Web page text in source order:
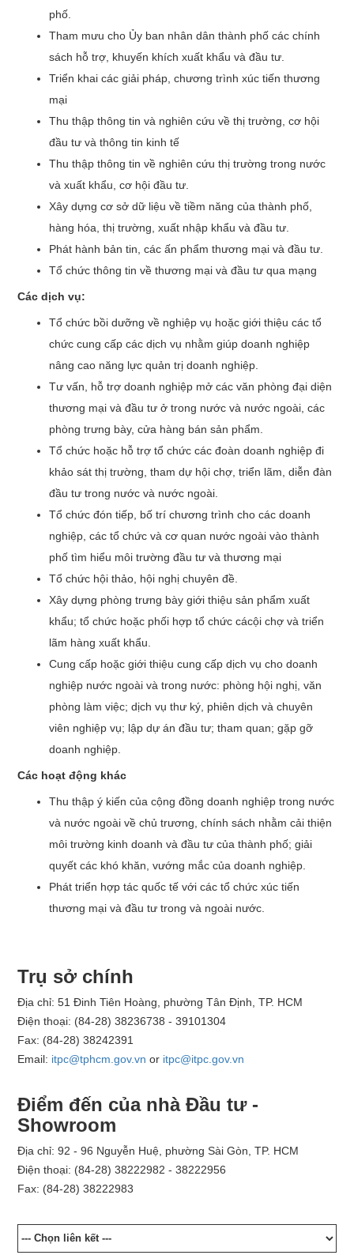
phố.
Tham mưu cho Ủy ban nhân dân thành phố các chính
sách hỗ trợ, khuyến khích xuất khẩu và đầu tư.
Triển khai các giải pháp, chương trình xúc tiến thương
mại
Thu thập thông tin và nghiên cứu về thị trường, cơ hội
đầu tư và thông tin kinh tế
Thu thập thông tin về nghiên cứu thị trường trong nước
và xuất khẩu, cơ hội đầu tư.
Xây dựng cơ sở dữ liệu về tiềm năng của thành phố,
hàng hóa, thị trường, xuất nhập khẩu và đầu tư.
Phát hành bản tin, các ấn phẩm thương mại và đầu tư.
Tổ chức thông tin về thương mại và đầu tư qua mạng
Các dịch vụ:
Tổ chức bồi dưỡng về nghiệp vụ hoặc giới thiệu các tổ
chức cung cấp các dịch vụ nhằm giúp doanh nghiệp
nâng cao năng lực quản trị doanh nghiệp.
Tư vấn, hỗ trợ doanh nghiệp mở các văn phòng đại diện
thương mại và đầu tư ở trong nước và nước ngoài, các
phòng trưng bày, cửa hàng bán sản phẩm.
Tổ chức hoặc hỗ trợ tổ chức các đoàn doanh nghiệp đi
khảo sát thị trường, tham dự hội chợ, triển lãm, diễn đàn
đầu tư trong nước và nước ngoài.
Tổ chức đón tiếp, bố trí chương trình cho các doanh
nghiệp, các tổ chức và cơ quan nước ngoài vào thành
phố tìm hiểu môi trường đầu tư và thương mại
Tổ chức hội thảo, hội nghị chuyên đề.
Xây dựng phòng trưng bày giới thiệu sản phẩm xuất
khẩu; tổ chức hoặc phối hợp tổ chức cácội chợ và triển
lãm hàng xuất khẩu.
Cung cấp hoặc giới thiệu cung cấp dịch vụ cho doanh
nghiệp nước ngoài và trong nước: phòng hội nghị, văn
phòng làm việc; dịch vụ thư ký, phiên dịch và chuyên
viên nghiệp vụ; lập dự án đầu tư; tham quan; gặp gỡ
doanh nghiệp.
Các hoạt động khác
Thu thập ý kiến của cộng đồng doanh nghiệp trong nước
và nước ngoài về chủ trương, chính sách nhằm cải thiện
môi trường kinh doanh và đầu tư của thành phố; giải
quyết các khó khăn, vướng mắc của doanh nghiệp.
Phát triển hợp tác quốc tế với các tổ chức xúc tiến
thương mại và đầu tư trong và ngoài nước.
Trụ sở chính
Địa chỉ: 51 Đinh Tiên Hoàng, phường Tân Định, TP. HCM
Điện thoại: (84-28) 38236738 - 39101304
Fax: (84-28) 38242391
Email: itpc@tphcm.gov.vn or itpc@itpc.gov.vn
Điểm đến của nhà Đầu tư -
Showroom
Địa chỉ: 92 - 96 Nguyễn Huệ, phường Sài Gòn, TP. HCM
Điện thoại: (84-28) 38222982 - 38222956
Fax: (84-28) 38222983